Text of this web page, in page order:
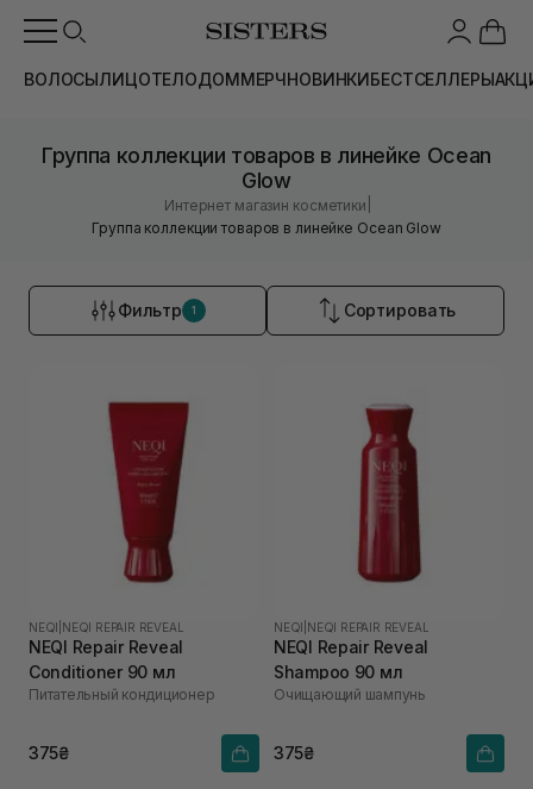
ВОЛОСЫЛИЦОТЕЛОДОММЕРЧНОВИНКИБЕСТСЕЛЛЕРЫ
Группа коллекции товаров в линейке Ocean
Glow
Интернет магазин косметики
Группа коллекции товаров в линейке Ocean Glow
Фильтр 1 Сортировать
NEQI NEQI REPAIR REVEAL
NEQI Repair Reveal
Conditioner 90 мл
Питательный кондиционер
375₴
NEQI NEQI REPAIR REVEAL
NEQI Repair Reveal
Shampoo 90 мл
Очищающий шампунь
375₴